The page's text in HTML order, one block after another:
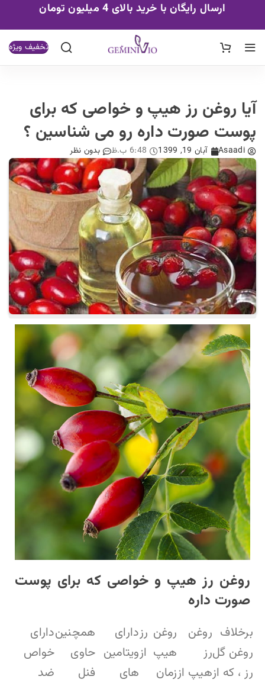
ارسال رایگان با خرید بالای 4 میلیون تومان
تخفیف ویژه
آیا روغن رز هیپ و خواصی که برای
پوست صورت داره رو می شناسین ؟
Asaadi آبان 19, 1399 6:48 ب.ظ بدون نظر
روغن رز هیپ و خواصی که برای پوست
صورت داره
برخلاف
روغن گل
رز ، که از
روغن
رز
هیپ از
روغن رز
هیپ از
زمان
دارای
ویتامین
های
همچنین
حاوی
فنل
دارای
خواص
ضد